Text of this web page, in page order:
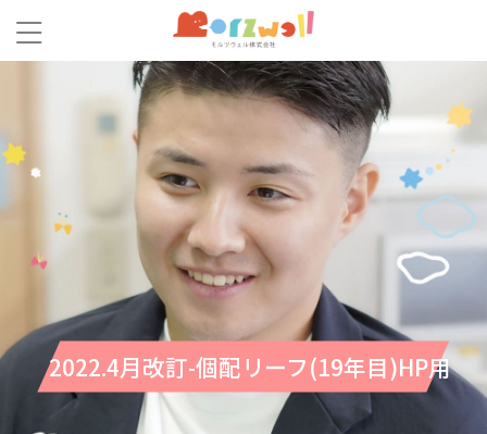
2022.4月改訂-個配リーフ(19年目)HP用